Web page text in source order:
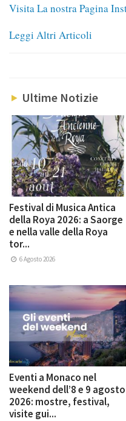
Visita La nostra Pagina
Leggi Altri Articoli
Ultime Notizie
Festival di Musica Antica
della Roya 2026: a Saorge
e nella valle della Roya
tor...
6 Agosto 2026
Eventi a Monaco nel
weekend dell’8 e 9 agosto
2026: mostre, festival,
visite gui...